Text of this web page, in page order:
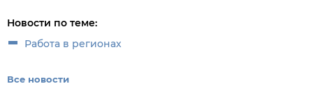
Новости по теме:
Работа в регионах
Все новости